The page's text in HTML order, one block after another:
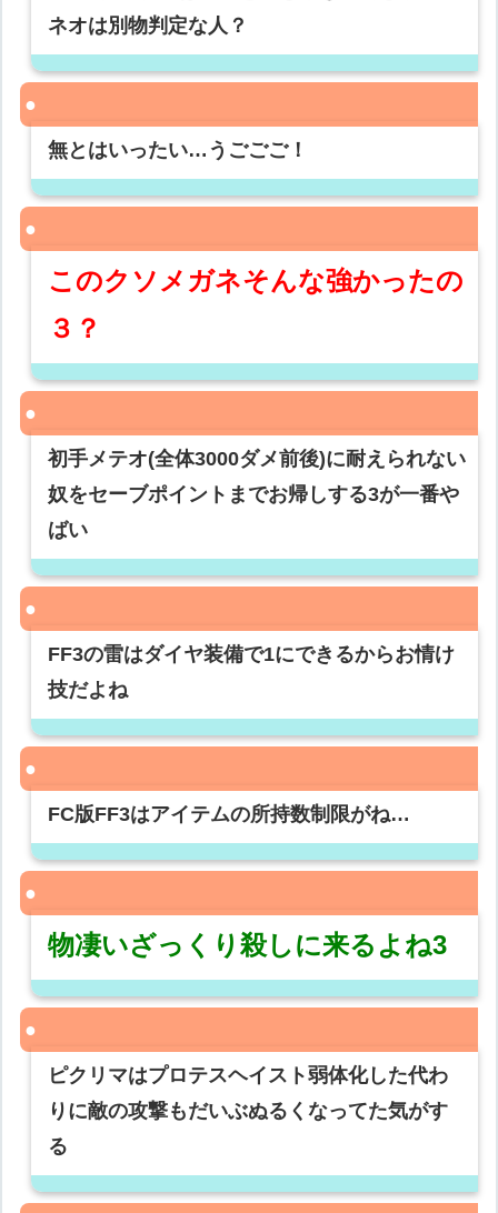
ネオは別物判定な人？
無とはいったい…うごごご！
このクソメガネそんな強かったの
３？
初手メテオ(全体3000ダメ前後)に耐えられない
奴をセーブポイントまでお帰しする3が一番や
ばい
FF3の雷はダイヤ装備で1にできるからお情け
技だよね
FC版FF3はアイテムの所持数制限がね…
物凄いざっくり殺しに来るよね3
ピクリマはプロテスヘイスト弱体化した代わ
りに敵の攻撃もだいぶぬるくなってた気がす
る